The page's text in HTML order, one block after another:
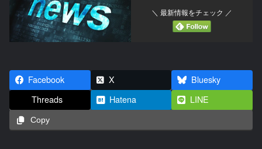
＼ 最新情報をチェック ／
Facebook X
Bluesky
Threads
Hatena LINE
Copy